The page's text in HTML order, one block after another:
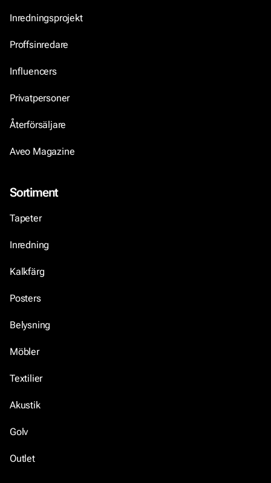
Inredningsprojekt
Proffsinredare
Influencers
Privatpersoner
Återförsäljare
Aveo Magazine
Sortiment
Tapeter
Inredning
Kalkfärg
Posters
Belysning
Möbler
Textilier
Akustik
Golv
Outlet